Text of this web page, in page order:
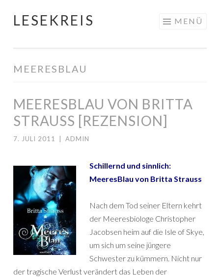
Springe
LESEKREIS MENÜ
MEERESBLAU
MEERESBLAU VON BRITTA
STRAUSS [REZENSION]
7. JULI 2011 ADMIN
Schillernd und sinnlich:
MeeresBlau von Britta Strauss
Nach dem Tod seiner Eltern kehrt
der Meeresbiologe Christopher
Jacobsen heim auf die Isle of Skye,
um sich um seine jüngere
Schwester zu kümmern. Nicht nur
der tragische Verlust verändert das Leben der